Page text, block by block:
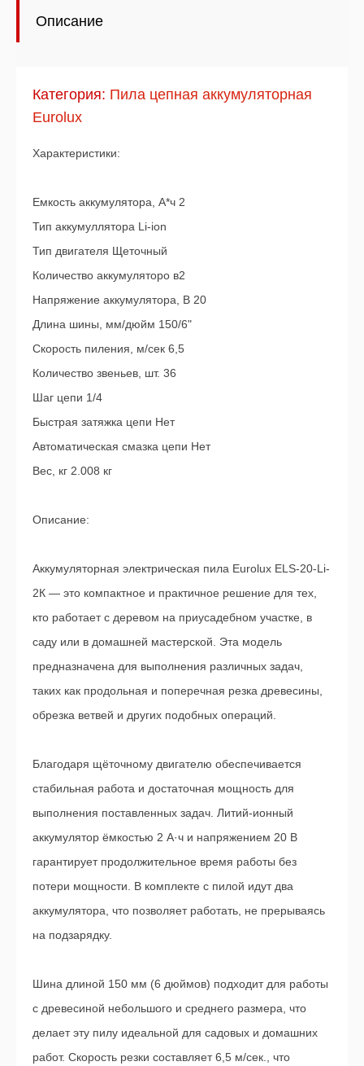
Описание
Категория: Пила цепная аккумуляторная
Eurolux
Характеристики:
Емкость аккумулятора, А*ч 2
Тип аккумуллятора Li-ion
Тип двигателя Щеточный
Количество аккумуляторо в2
Напряжение аккумулятора, В 20
Длина шины, мм/дюйм 150/6"
Скорость пиления, м/сек 6,5
Количество звеньев, шт. 36
Шаг цепи 1/4
Быстрая затяжка цепи Нет
Автоматическая смазка цепи Нет
Вес, кг 2.008 кг
Описание:
Аккумуляторная электрическая пила Eurolux ELS-20-Li-
2К — это компактное и практичное решение для тех,
кто работает с деревом на приусадебном участке, в
саду или в домашней мастерской. Эта модель
предназначена для выполнения различных задач,
таких как продольная и поперечная резка древесины,
обрезка ветвей и других подобных операций.
Благодаря щёточному двигателю обеспечивается
стабильная работа и достаточная мощность для
выполнения поставленных задач. Литий-ионный
аккумулятор ёмкостью 2 А·ч и напряжением 20 В
гарантирует продолжительное время работы без
потери мощности. В комплекте с пилой идут два
аккумулятора, что позволяет работать, не прерываясь
на подзарядку.
Шина длиной 150 мм (6 дюймов) подходит для работы
с древесиной небольшого и среднего размера, что
делает эту пилу идеальной для садовых и домашних
работ. Скорость резки составляет 6,5 м/сек., что